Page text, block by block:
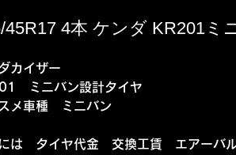
45R17 4本 ケンダ KR201ミ
カイザー
ミニバン設計タイヤ
メ車種 ミニバン
は タイヤ代金 交換工賃 エアーバ